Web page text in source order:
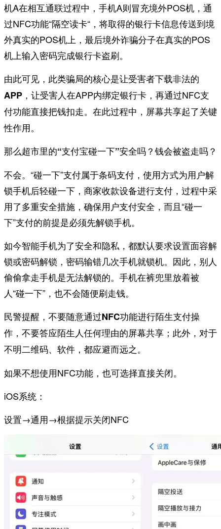
机A在相互通联过程中，手机A则冒充境外POS机，通
过NFC功能“隔空读卡“，将取得的银行卡信息传送到境
外真实的POS机上，最后境外诈骗分子在真实的POS
机上输入密码完成银行卡盗刷。
由此可见，此类骗局的核心是让受害者下载非法的
APP ，让受害人在APP内绑定银行卡，再通过NFC支
付功能直接把钱扣走。在此过程中， 屏幕共享起了关键
性作用。
那么超市里的“支付宝碰一下”安全吗？钱会被盗走吗？
不会。“碰一下”支付属于条码支付，使用方式为用户解
锁手机后轻碰一下，商家收款设备进行支付，过程中采
用了多重安全措施，确保用户支付安全，而且“碰一
下”支付的前提是必须先解锁手机。
如今智能手机为了安全和隐私，都默认要求设置面容解
锁或密码解锁，密码输错几次手机就锁机。因此，别人
偷偷拿走手机是无法解锁的。手机在裤兜里放着被
人“碰一下”，也不会随便刷走钱。
民警提醒， 不要随意通过NFC功能进行陌生支付操
作，不要答应陌生人任何理由的屏幕共享；此外，对于
不明二维码、软件，都应避而远之。
如果不想使用NFC功能，也可选择直接关闭。
iOS系统：
设置→通用→根据提示关闭NFC